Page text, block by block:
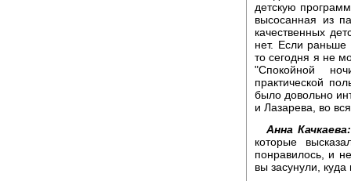
детскую
высосанная из
качественных
нет. Если раньше
то сегодня я не
"Спокойной
практической
было довольно
и Лазарева, во
Анна Качкаева:
которые
понравилось, и
вы засунули,